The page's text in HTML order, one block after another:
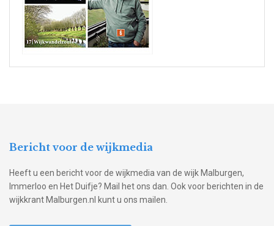
Bericht voor de wijkmedia
Heeft u een bericht voor de wijkmedia van de wijk Malburgen,
Immerloo en Het Duifje? Mail het ons dan. Ook voor berichten in de
wijkkrant Malburgen.nl kunt u ons mailen.